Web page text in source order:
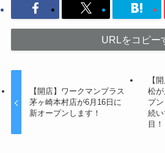
URLをコピー
【開店】ワークマンプラス
茅ヶ崎本村店が6月16日に
新オープンします！
【
松
プ
続
目！